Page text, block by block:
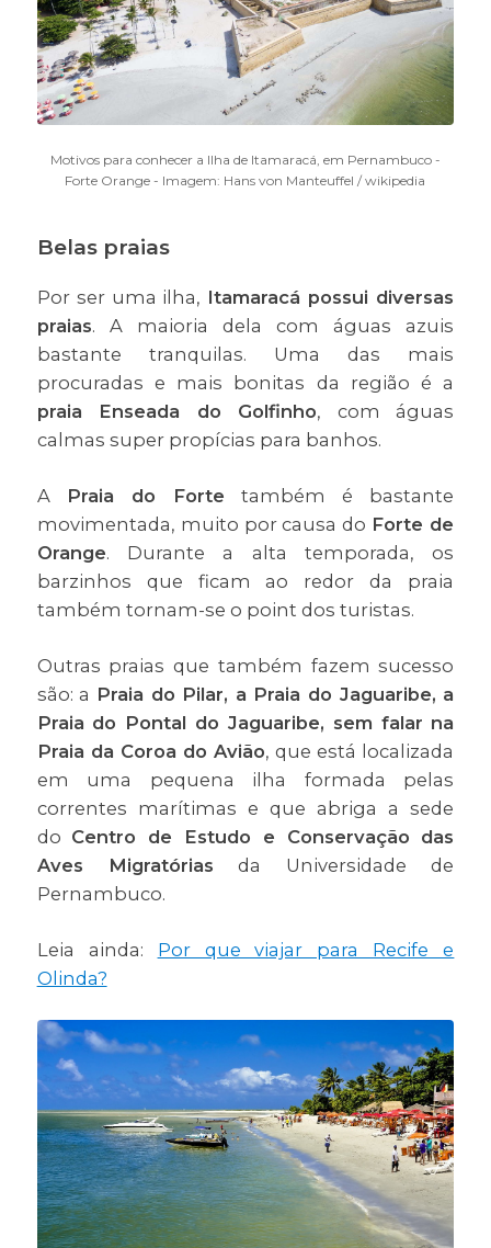
Motivos para conhecer a Ilha de Itamaracá, em Pernambuco -
Forte Orange - Imagem: Hans von Manteuffel / wikipedia
Belas praias
Por ser uma ilha, Itamaracá possui diversas
praias. A maioria dela com águas azuis
bastante tranquilas. Uma das mais
procuradas e mais bonitas da região é a
praia Enseada do Golfinho, com águas
calmas super propícias para banhos.
A Praia do Forte também é bastante
movimentada, muito por causa do Forte de
Orange. Durante a alta temporada, os
barzinhos que ficam ao redor da praia
também tornam-se o point dos turistas.
Outras praias que também fazem sucesso
são: a Praia do Pilar, a Praia do Jaguaribe, a
Praia do Pontal do Jaguaribe, sem falar na
Praia da Coroa do Avião, que está localizada
em uma pequena ilha formada pelas
correntes marítimas e que abriga a sede
do Centro de Estudo e Conservação das
Aves Migratórias da Universidade de
Pernambuco.
Leia ainda: Por que viajar para Recife e
Olinda?